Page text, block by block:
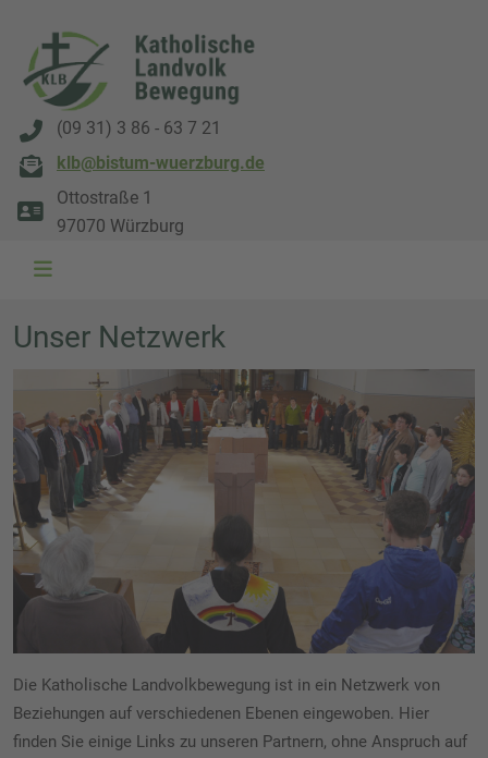
(09 31) 3 86 - 63 7 21
klb@bistum-wuerzburg.de
Ottostraße 1
97070 Würzburg
Unser Netzwerk
Die Katholische Landvolkbewegung ist in ein Netzwerk von
Beziehungen auf verschiedenen Ebenen eingewoben. Hier
finden Sie einige Links zu unseren Partnern, ohne Anspruch auf